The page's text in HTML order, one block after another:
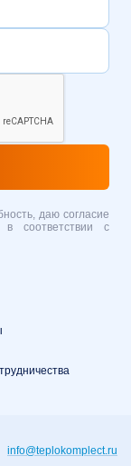
даю согласие
соответствии с
info@teplokomplect.ru